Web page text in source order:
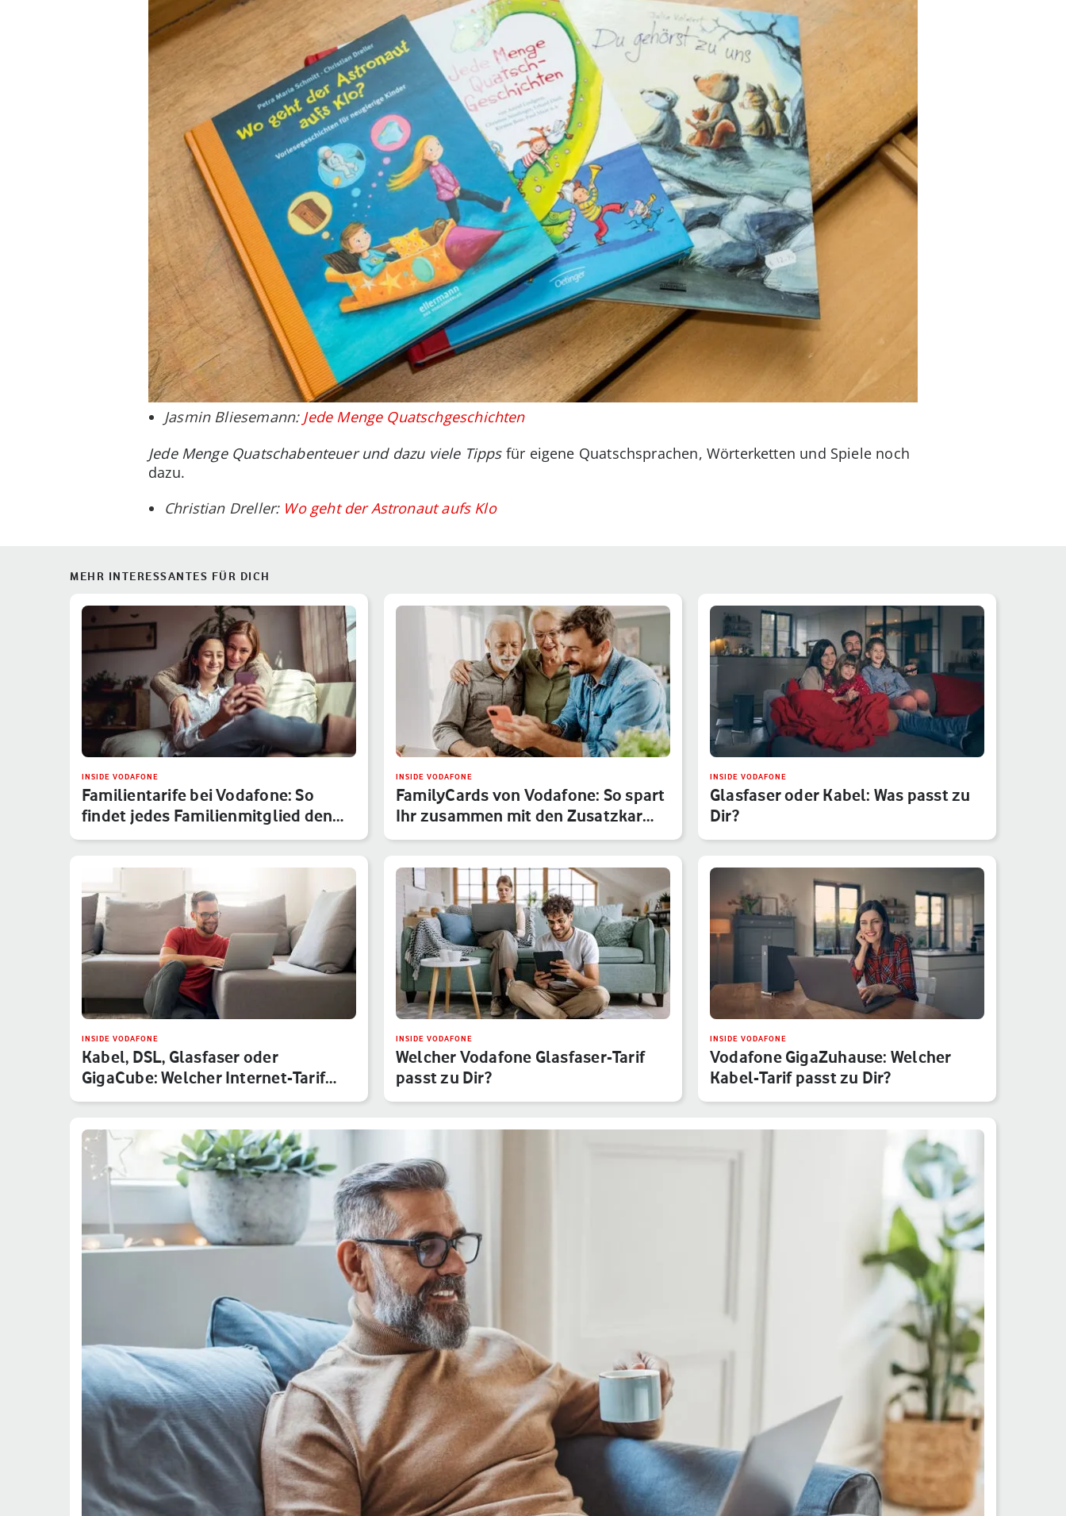
Jasmin Bliesemann: Jede Menge Quatschgeschichten
Jede Menge Quatschabenteuer und dazu viele Tipps für eigene Quatschsprachen, Wörterketten und Spiele noch
dazu.
Christian Dreller: Wo geht der Astronaut aufs Klo
MEHR INTERESSANTES FÜR DICH
INSIDE VODAFONE
Familientarife bei Vodafone: So
findet jedes Familienmitglied den…
INSIDE VODAFONE
FamilyCards von Vodafone: So spart
Ihr zusammen mit den Zusatzkar…
INSIDE VODAFONE
Glasfaser oder Kabel: Was passt zu
Dir?
INSIDE VODAFONE
Kabel, DSL, Glasfaser oder
GigaCube: Welcher Internet-Tarif
von V…
INSIDE VODAFONE
Welcher Vodafone Glasfaser-Tarif
passt zu Dir?
INSIDE VODAFONE
Vodafone GigaZuhause: Welcher
Kabel-Tarif passt zu Dir?